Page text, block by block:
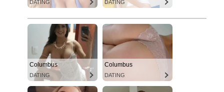
DATING DATING
Columbus
DATING
Columbus
DATING